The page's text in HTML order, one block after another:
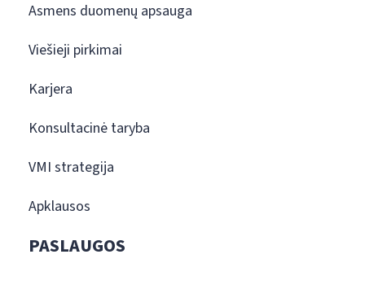
Asmens duomenų apsauga
Viešieji pirkimai
Karjera
Konsultacinė taryba
VMI strategija
Apklausos
PASLAUGOS